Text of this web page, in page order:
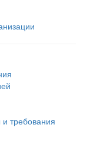
требования